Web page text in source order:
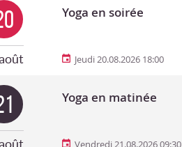
Yoga en soirée
Jeudi 20.08.2026 18:00
Yoga en matinée
Vendredi 21.08.2026 09:30